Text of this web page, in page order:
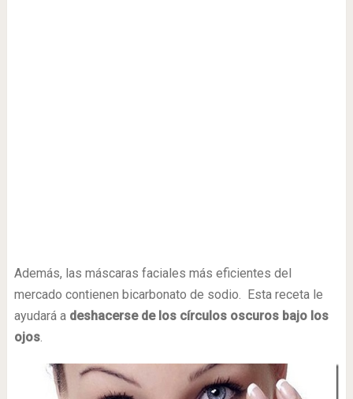
Además, las máscaras faciales más eficientes del
mercado contienen bicarbonato de sodio. Esta receta le
ayudará a deshacerse de los círculos oscuros bajo los
ojos.